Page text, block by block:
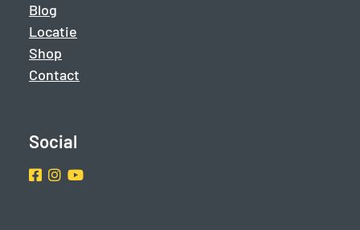
Blog
Locatie
Shop
Contact
Social
Facebook
Instragram
Youtube